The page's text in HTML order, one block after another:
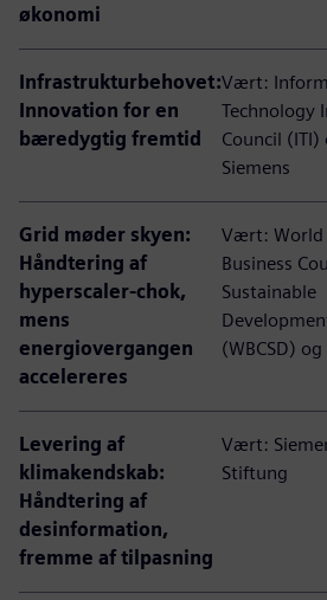
økonomi
Infrastrukturbehovet:
Innovation for en
bæredygtig fremtid
Vært:
Technology
Council (ITI)
Siemens
Grid møder skyen:
Håndtering af
hyperscaler-chok,
mens
energiovergangen
accelereres
Vært: World
Business
Sustainable
(WBCSD)
Levering af
klimakendskab:
Håndtering af
desinformation,
fremme af tilpasning
Vært:
Stiftung